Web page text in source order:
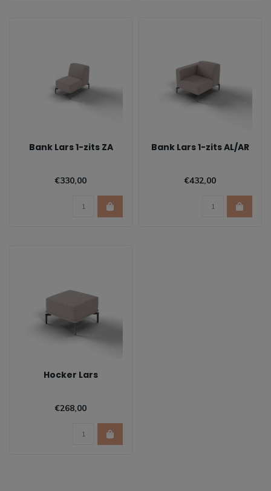
Bank Lars 1-zits ZA
€330,00
Bank Lars 1-zits AL/AR
€432,00
Hocker Lars
€268,00